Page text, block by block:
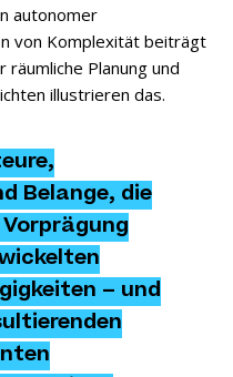
autonomer
von Komplexität beiträgt
räumliche Planung und
illustrieren das.
Belange, die
– und